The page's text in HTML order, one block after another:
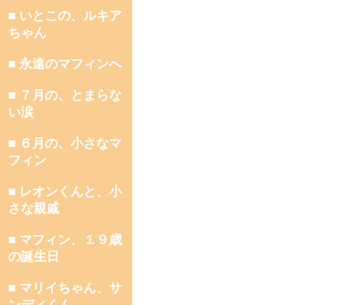
■ いとこの、ルキア
ちゃん
■ 永遠のマフィンへ
■ ７月の、とまらな
い涙
■ ６月の、小さなマ
フィン
■ レオンくんと、小
さな親戚
■ マフィン、１９歳
の誕生日
■ マリイちゃん、サ